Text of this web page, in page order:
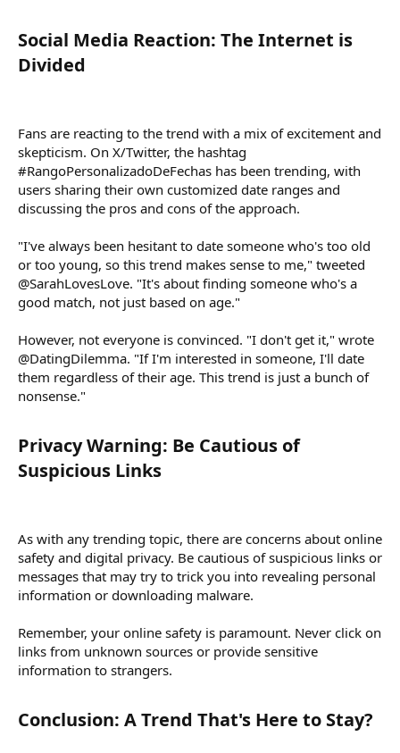
Social Media Reaction: The Internet is
Divided​
Fans are reacting to the trend with a mix of excitement and
skepticism. On X/Twitter, the hashtag
#RangoPersonalizadoDeFechas has been trending, with
users sharing their own customized date ranges and
discussing the pros and cons of the approach.
"I've always been hesitant to date someone who's too old
or too young, so this trend makes sense to me," tweeted
@SarahLovesLove. "It's about finding someone who's a
good match, not just based on age."
However, not everyone is convinced. "I don't get it," wrote
@DatingDilemma. "If I'm interested in someone, I'll date
them regardless of their age. This trend is just a bunch of
nonsense."
Privacy Warning: Be Cautious of
Suspicious Links​
As with any trending topic, there are concerns about online
safety and digital privacy. Be cautious of suspicious links or
messages that may try to trick you into revealing personal
information or downloading malware.
Remember, your online safety is paramount. Never click on
links from unknown sources or provide sensitive
information to strangers.
Conclusion: A Trend That's Here to Stay?​